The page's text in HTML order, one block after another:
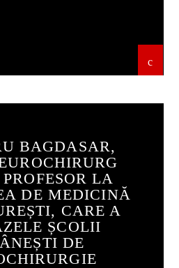
BAGDASAR,
LA
DE MEDICINĂ
CARE A
ȘCOLII
DE